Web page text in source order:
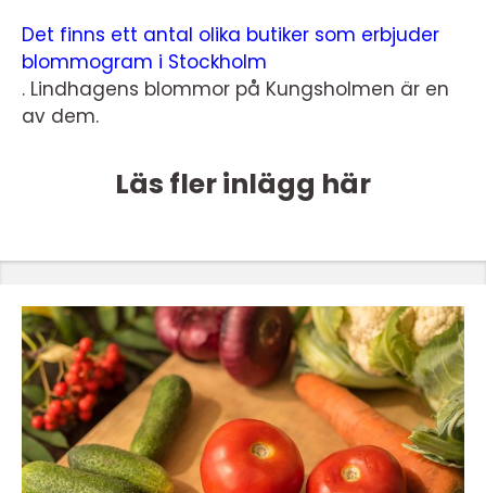
Det finns ett antal olika butiker som erbjuder
blommogram i Stockholm
. Lindhagens blommor på Kungsholmen är en
av dem.
Läs fler inlägg här